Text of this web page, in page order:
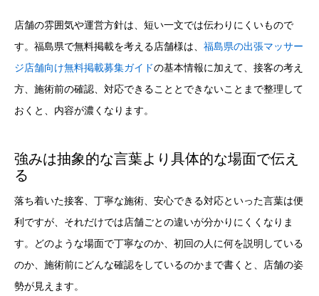
店舗の雰囲気や運営方針は、短い一文では伝わりにくいもので
す。福島県で無料掲載を考える店舗様は、 福島県の出張マッサー
ジ店舗向け無料掲載募集ガイドの基本情報に加えて、接客の考え
方、施術前の確認、対応できることとできないことまで整理して
おくと、内容が濃くなります。
強みは抽象的な言葉より具体的な場面で伝え
る
落ち着いた接客、丁寧な施術、安心できる対応といった言葉は便
利ですが、それだけでは店舗ごとの違いが分かりにくくなりま
す。どのような場面で丁寧なのか、初回の人に何を説明している
のか、施術前にどんな確認をしているのかまで書くと、店舗の姿
勢が見えます。